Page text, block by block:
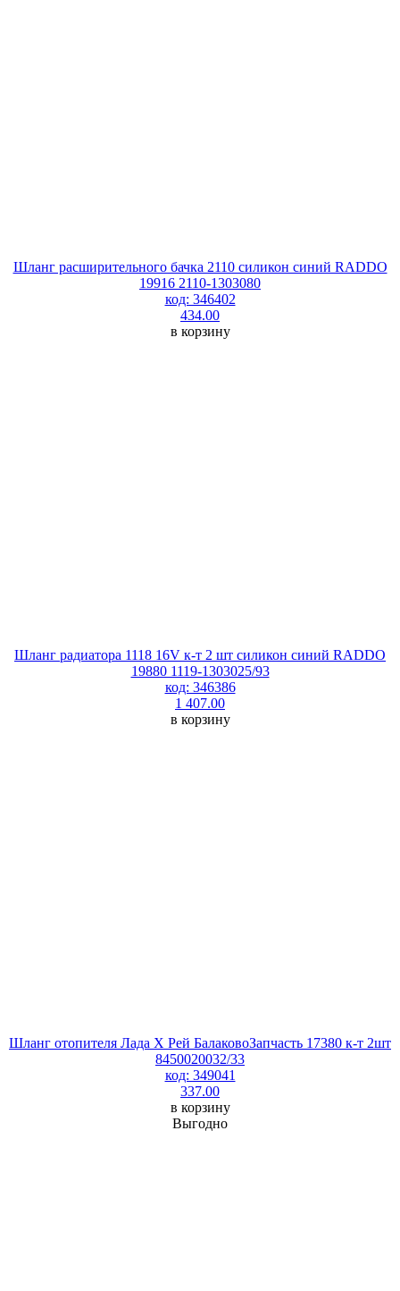
Шланг расширительного бачка 2110 силикон синий RADDO
19916 2110-1303080
код: 346402
434.00
в корзину
Шланг радиатора 1118 16V к-т 2 шт силикон синий RADDO
19880 1119-1303025/93
код: 346386
1 407.00
в корзину
Шланг отопителя Лада Х Рей БалаковоЗапчасть 17380 к-т 2шт
8450020032/33
код: 349041
337.00
в корзину
Выгодно